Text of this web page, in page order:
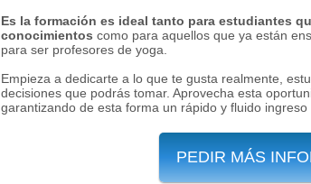
Es la formación es ideal tanto para estudiantes
conocimientos como para aquellos que ya están
para ser profesores de yoga.
Empieza a dedicarte a lo que te gusta realmente,
decisiones que podrás tomar. Aprovecha esta
garantizando de esta forma un rápido y fluido ingreso
PEDIR MÁS